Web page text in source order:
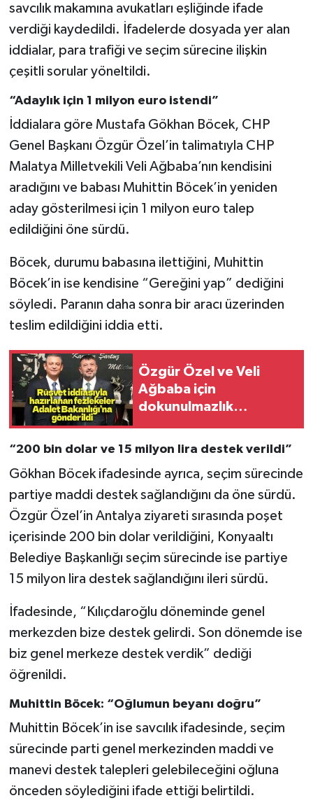
savcılık makamına avukatları eşliğinde ifade
verdiği kaydedildi. İfadelerde dosyada yer alan
iddialar, para trafiği ve seçim sürecine ilişkin
çeşitli sorular yöneltildi.
“Adaylık için 1 milyon euro istendi”
İddialara göre Mustafa Gökhan Böcek, CHP
Genel Başkanı Özgür Özel’in talimatıyla CHP
Malatya Milletvekili Veli Ağbaba’nın kendisini
aradığını ve babası Muhittin Böcek’in yeniden
aday gösterilmesi için 1 milyon euro talep
edildiğini öne sürdü.
Böcek, durumu babasına ilettiğini, Muhittin
Böcek’in ise kendisine “Gereğini yap” dediğini
söyledi. Paranın daha sonra bir aracı üzerinden
teslim edildiğini iddia etti.
Özgür Özel ve Veli
Ağbaba için
dokunulmazlık
“200 bin dolar ve 15 milyon lira destek verildi”
Gökhan Böcek ifadesinde ayrıca, seçim sürecinde
partiye maddi destek sağlandığını da öne sürdü.
Özgür Özel’in Antalya ziyareti sırasında poşet
içerisinde 200 bin dolar verildiğini, Konyaaltı
Belediye Başkanlığı seçim sürecinde ise partiye
15 milyon lira destek sağlandığını ileri sürdü.
İfadesinde, “Kılıçdaroğlu döneminde genel
merkezden bize destek gelirdi. Son dönemde ise
biz genel merkeze destek verdik” dediği
öğrenildi.
Muhittin Böcek: “Oğlumun beyanı doğru”
Muhittin Böcek’in ise savcılık ifadesinde, seçim
sürecinde parti genel merkezinden maddi ve
manevi destek talepleri gelebileceğini oğluna
önceden söylediğini ifade ettiği belirtildi.